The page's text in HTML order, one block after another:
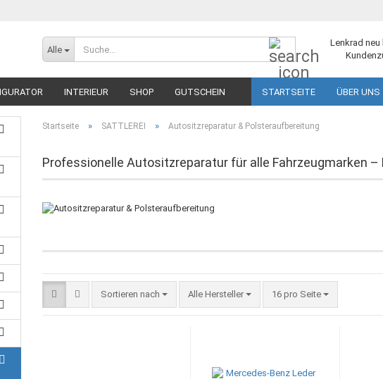
Alle
Lenkrad neu
INTERIEUR SHOP GUTSCHEIN STARTSEITE ÜBER UNS
Startseite » SATTLEREI » Autositzreparatur & Polsteraufbereitung
Professionelle Autositzreparatur für alle Fahrzeugmarken –
Sortieren nach
Sortieren nach Alle Hersteller 16 pro Seite
pro Seite